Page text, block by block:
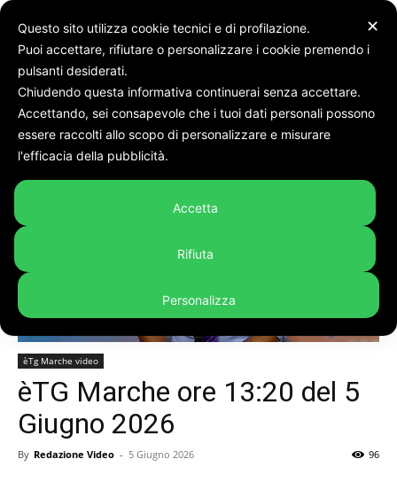
èTg Marche video
èTg Marche video
èTG Marche ore 13:20 del 5
Giugno 2026
By Redazione Video - 5 Giugno 2026 96
✕
Questo sito utilizza cookie tecnici e di profilazione.
Puoi accettare, rifiutare o personalizzare i cookie premendo i
pulsanti desiderati.
Chiudendo questa informativa continuerai senza accettare.
Accettando, sei consapevole che i tuoi dati personali possono
essere raccolti allo scopo di personalizzare e misurare
l'efficacia della pubblicità.
Accetta
Rifiuta
Personalizza